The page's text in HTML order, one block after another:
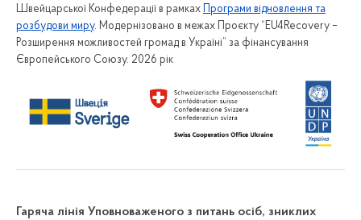
Швейцарської Конфедерації в рамках Програми відновлення та
розбудови миру. Модернізовано в межах Проєкту “EU4Recovery –
Розширення можливостей громад в Україні” за фінансування
Європейського Союзу. 2026 рік
Гаряча лінія Уповноваженого з питань осіб, зниклих